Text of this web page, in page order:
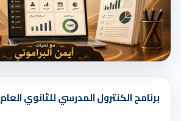
برنامج الكنترول المدرسي للثانوي العام 2026 - لغات